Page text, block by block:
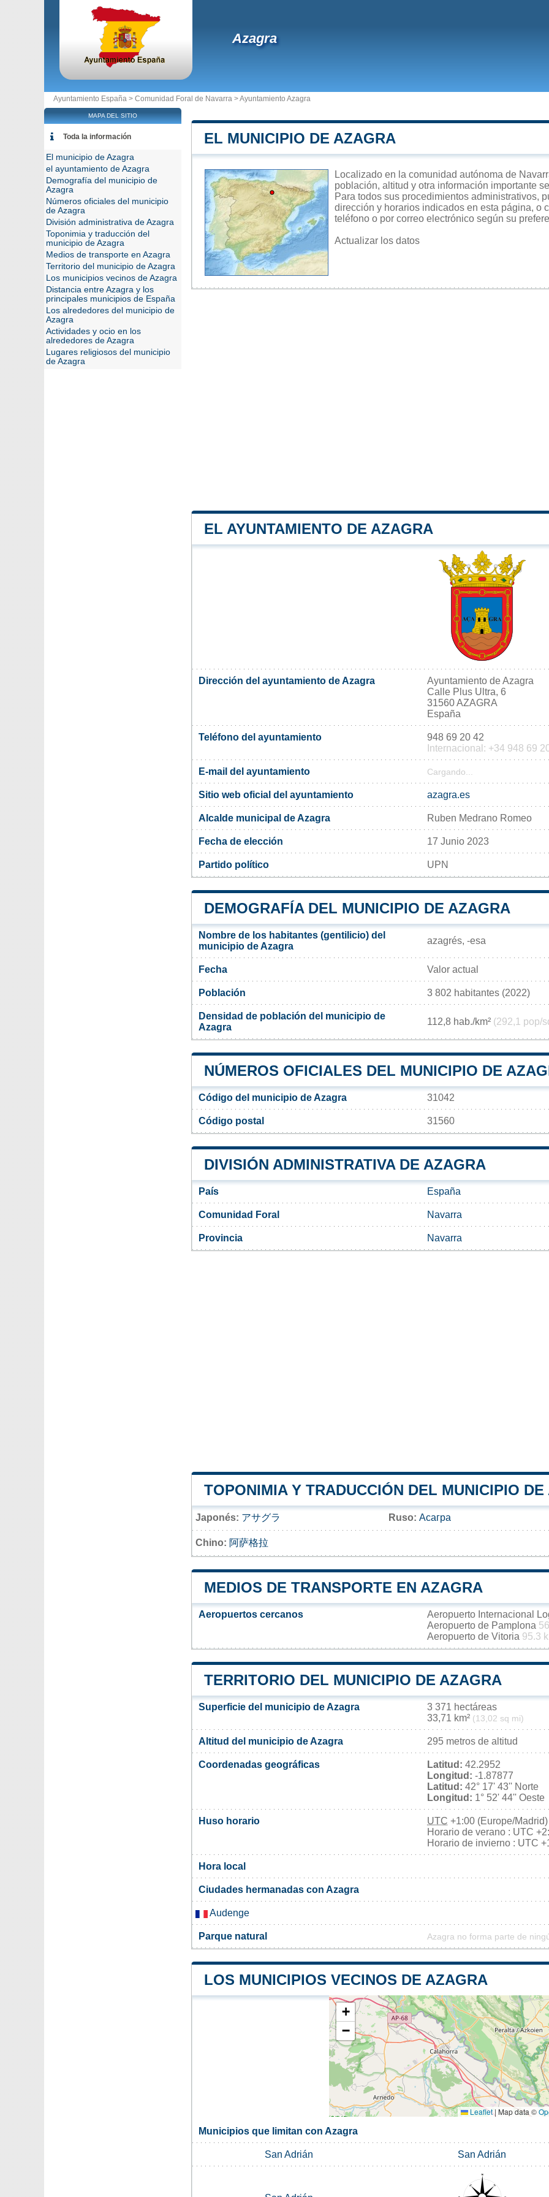
Azagra
Ayuntamiento España > Comunidad Foral de Navarra >Ayuntamiento Azagra
EL MUNICIPIO DE AZAGRA
Localizado en la comunidad autónoma de
población, altitud y otra información importante
Para todos sus procedimientos administrativos,
dirección y horarios indicados en esta página, o
teléfono o por correo electrónico según su
Actualizar los datos
EL AYUNTAMIENTO DE AZAGRA
Dirección del ayuntamiento de Azagra
Ayuntamiento de Azagra
Calle Plus Ultra, 6
31560 AZAGRA
España
Teléfono del ayuntamiento
948 69 20 42
Internacional: +34 948 69
E-mail del ayuntamiento Cargando...
Sitio web oficial del ayuntamiento azagra.es
Alcalde municipal de Azagra Ruben Medrano Romeo
Fecha de elección 17 Junio 2023
Partido político UPN
DEMOGRAFÍA DEL MUNICIPIO DE AZAGRA
Nombre de los habitantes (gentilicio) del
municipio de Azagra
azagrés, -esa
Fecha Valor actual
Población 3 802 habitantes (2022)
Densidad de población del municipio de
Azagra
112,8 hab./km² (292,1 pop/
NÚMEROS OFICIALES DEL MUNICIPIO DE
Código del municipio de Azagra 31042
Código postal 31560
DIVISIÓN ADMINISTRATIVA DE AZAGRA
País España
Comunidad Foral Navarra
Provincia Navarra
TOPONIMIA Y TRADUCCIÓN DEL MUNICIPIO
Japonés: アサグラ Ruso: Асагра
Chino: 阿萨格拉
MEDIOS DE TRANSPORTE EN AZAGRA
Aeropuertos cercanos
Aeropuerto Internacional
Aeropuerto de Pamplona
Aeropuerto de Vitoria 95.3
TERRITORIO DEL MUNICIPIO DE AZAGRA
Superficie del municipio de Azagra
3 371 hectáreas
33,71 km² (13,02 sq mi)
Altitud del municipio de Azagra 295 metros de altitud
Coordenadas geográficas Latitud: 42.2952
Longitud: -1.87877
Latitud: 42° 17' 43'' Norte
Longitud: 1° 52' 44'' Oeste
Huso horario UTC +1:00 (Europe/Madrid)
Horario de verano : UTC
Horario de invierno : UTC
Hora local
Ciudades hermanadas con Azagra
Audenge
Parque natural Azagra no forma parte de
LOS MUNICIPIOS VECINOS DE AZAGRA
+
−
Leaflet | Map data ©
Municipios que limitan con Azagra
San Adrián San Adrián
MAPA DEL SITIO
Toda la información
El municipio de Azagra
el ayuntamiento de Azagra
Demografía del municipio de
Azagra
Números oficiales del municipio
de Azagra
División administrativa de Azagra
Toponimia y traducción del
municipio de Azagra
Medios de transporte en Azagra
Territorio del municipio de Azagra
Los municipios vecinos de Azagra
Distancia entre Azagra y los
principales municipios de España
Los alrededores del municipio de
Azagra
Actividades y ocio en los
alrededores de Azagra
Lugares religiosos del municipio
de Azagra